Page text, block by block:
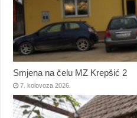
Smjena na čelu MZ Krepšić 2
7. kolovoza 2026.